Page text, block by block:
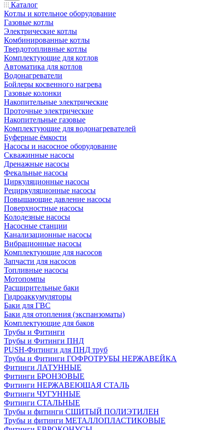
Каталог
Котлы и котельное оборудование
Газовые котлы
Электрические котлы
Комбинированные котлы
Твердотопливные котлы
Комплектующие для котлов
Автоматика для котлов
Водонагреватели
Бойлеры косвенного нагрева
Газовые колонки
Накопительные электрические
Проточные электрические
Накопительные газовые
Комплектующие для водонагревателей
Буферные ёмкости
Насосы и насосное оборудование
Скважинные насосы
Дренажные насосы
Фекальные насосы
Циркуляционные насосы
Рециркуляционные насосы
Повышающие давление насосы
Поверхностные насосы
Колодезные насосы
Насосные станции
Канализационные насосы
Вибрационные насосы
Комплектующие для насосов
Запчасти для насосов
Топливные насосы
Мотопомпы
Расширительные баки
Гидроаккумуляторы
Баки для ГВС
Баки для отопления (экспанзоматы)
Комплектующие для баков
Трубы и Фитинги
Трубы и Фитинги ПНД
PUSH-Фитинги для ПНД труб
Трубы и Фитинги ГОФРОТРУБЫ НЕРЖАВЕЙКА
Фитинги ЛАТУННЫЕ
Фитинги БРОНЗОВЫЕ
Фитинги НЕРЖАВЕЮЩАЯ СТАЛЬ
Фитинги ЧУГУННЫЕ
Фитинги СТАЛЬНЫЕ
Трубы и фитинги СШИТЫЙ ПОЛИЭТИЛЕН
Трубы и фитинги МЕТАЛЛОПЛАСТИКОВЫЕ